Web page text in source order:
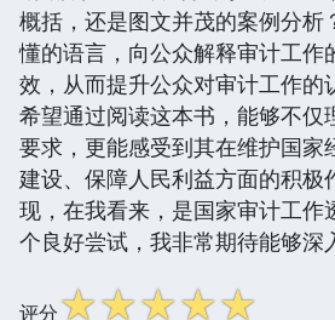
概括，还是图文并茂的案例分析
懂的语言，向公众解释审计工作
效，从而提升公众对审计工作的
希望通过阅读这本书，能够不仅
要求，更能感受到其在维护国家
建设、保障人民利益方面的积极
现，在我看来，是国家审计工作
个良好尝试，我非常期待能够深
评分☆☆☆☆☆